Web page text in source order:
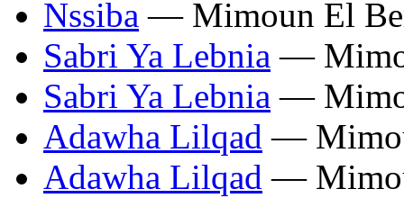
Nssiba — Mimoun El
Sabri Ya Lebnia —
Sabri Ya Lebnia —
Adawha Lilqad —
Adawha Lilqad —